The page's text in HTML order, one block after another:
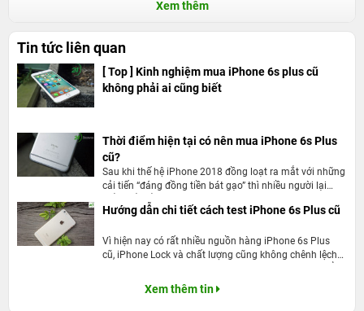
2. Màn hình LED Backlit IPS LCD,
5.5", 1080 x 1920 pixels của iPhone
6s Plus cũ
iPhone 6s Plus 128GB cũ giá rẻ sở hữu màn hình LED Backlit IPS
Xem thêm
Tin tức liên quan
[ Top ] Kinh nghiệm mua iPhone 6s plus cũ
không phải ai cũng biết
Thời điểm hiện tại có nên mua iPhone 6s Plus
cũ?
Sau khi thế hệ iPhone 2018 đồng loạt ra mắt với những
cải tiến “đáng đồng tiền bát gạo” thì nhiều người lại
thắc mắc rằng có nên mua iPhone 6S Plus cũ trong
năm 2018 này nữa không? Hãy cùng điểm qua các lý
Hướng dẫn chi tiết cách test iPhone 6s Plus cũ
Vì hiện nay có rất nhiều nguồn hàng iPhone 6s Plus
cũ, iPhone Lock và chất lượng cũng không chênh lệch
kiểm tra những hình thức của chiếc iPhone 6s Plus cũ
bạn đang tính mua? Bài viết sau đây sẽ hướng dẫn chi
Xem thêm tin